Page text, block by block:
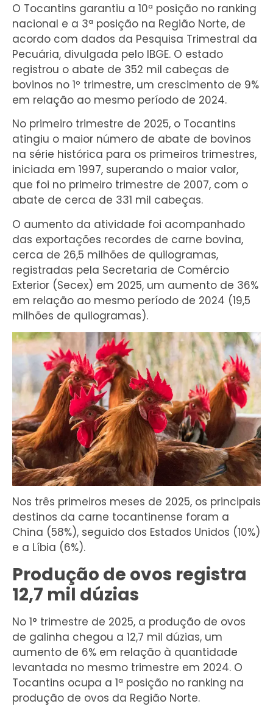
O Tocantins garantiu a 10ª posição no ranking
nacional e a 3ª posição na Região Norte, de
acordo com dados da Pesquisa Trimestral da
Pecuária, divulgada pelo IBGE. O estado
registrou o abate de 352 mil cabeças de
bovinos no 1º trimestre, um crescimento de 9%
em relação ao mesmo período de 2024.
No primeiro trimestre de 2025, o Tocantins
atingiu o maior número de abate de bovinos
na série histórica para os primeiros trimestres,
iniciada em 1997, superando o maior valor,
que foi no primeiro trimestre de 2007, com o
abate de cerca de 331 mil cabeças.
O aumento da atividade foi acompanhado
das exportações recordes de carne bovina,
cerca de 26,5 milhões de quilogramas,
registradas pela Secretaria de Comércio
Exterior (Secex) em 2025, um aumento de 36%
em relação ao mesmo período de 2024 (19,5
milhões de quilogramas).
Nos três primeiros meses de 2025, os principais
destinos da carne tocantinense foram a
China (58%), seguido dos Estados Unidos (10%)
e a Líbia (6%).
Produção de ovos registra
12,7 mil dúzias
No 1° trimestre de 2025, a produção de ovos
de galinha chegou a 12,7 mil dúzias, um
aumento de 6% em relação à quantidade
levantada no mesmo trimestre em 2024. O
Tocantins ocupa a 1ª posição no ranking na
produção de ovos da Região Norte.